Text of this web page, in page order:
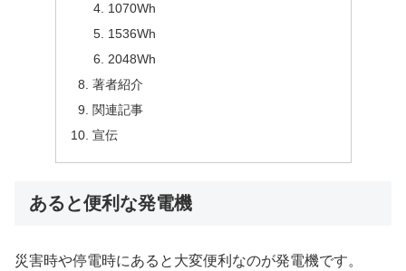
1070Wh
1536Wh
2048Wh
著者紹介
関連記事
宣伝
あると便利な発電機
災害時や停電時にあると大変便利なのが発電機です。